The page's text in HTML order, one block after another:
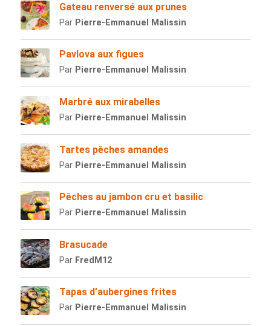
Gateau renversé aux prunes
Par Pierre-Emmanuel Malissin
Pavlova aux figues
Par Pierre-Emmanuel Malissin
Marbré aux mirabelles
Par Pierre-Emmanuel Malissin
Tartes pêches amandes
Par Pierre-Emmanuel Malissin
Pêches au jambon cru et basilic
Par Pierre-Emmanuel Malissin
Brasucade
Par FredM12
Tapas d’aubergines frites
Par Pierre-Emmanuel Malissin